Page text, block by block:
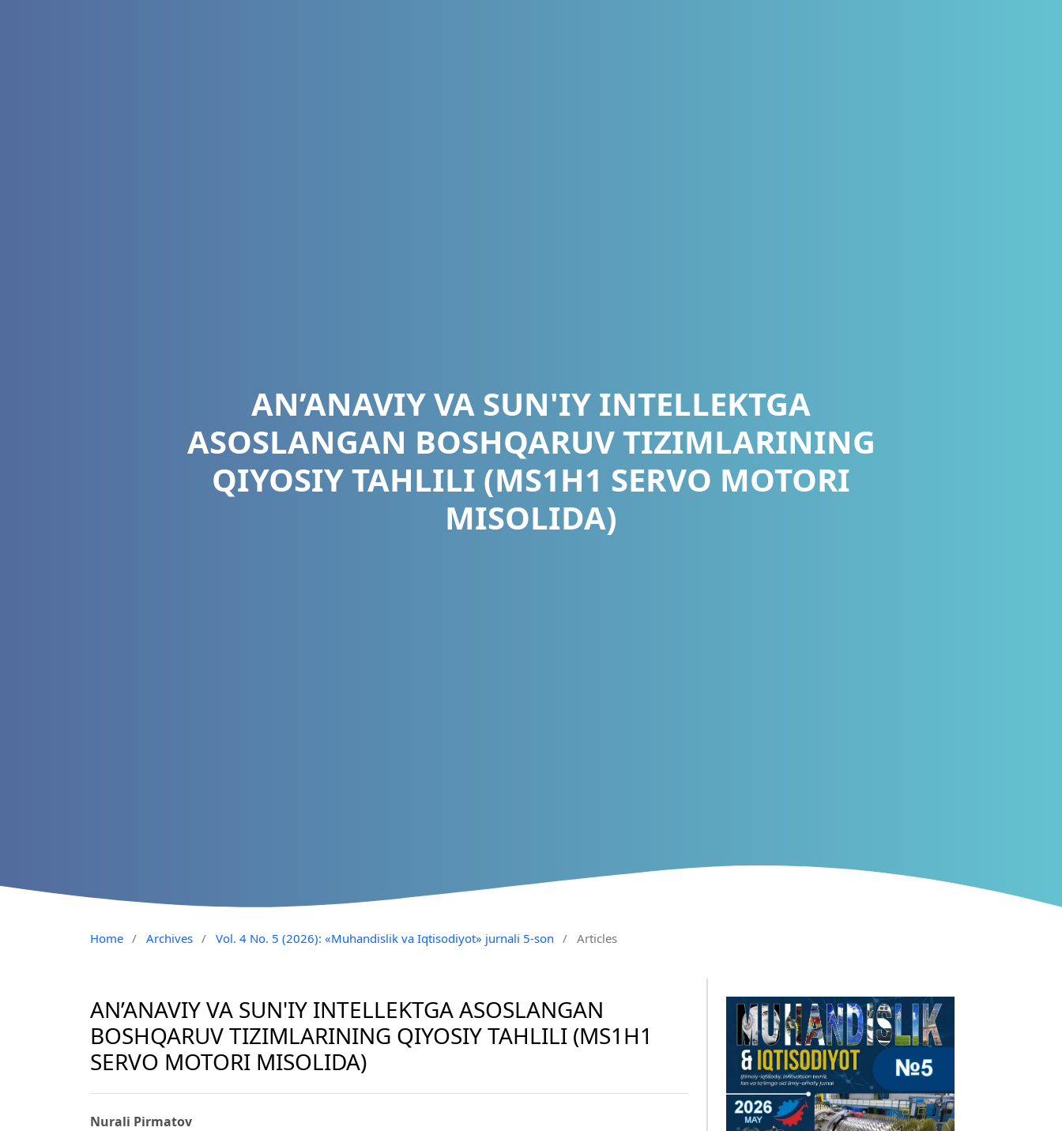
AN’ANAVIY VA SUN'IY INTELLEKTGA
ASOSLANGAN BOSHQARUV TIZIMLARINING
QIYOSIY TAHLILI (MS1H1 SERVO MOTORI
MISOLIDA)
Home / Archives / Vol. 4 No. 5 (2026): «Muhandislik va Iqtisodiyot» jurnali 5-son / Articles
AN’ANAVIY VA SUN'IY INTELLEKTGA ASOSLANGAN
BOSHQARUV TIZIMLARINING QIYOSIY TAHLILI (MS1H1
SERVO MOTORI MISOLIDA)
Nurali Pirmatov